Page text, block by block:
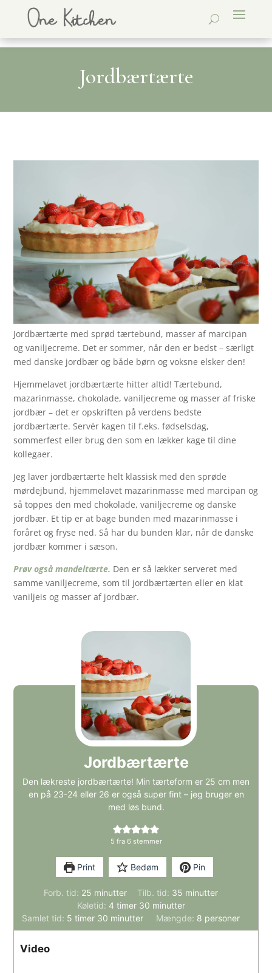
Jordbærtærte
Jordbærtærte med sprød tærtebund, masser af marcipan
og vaniljecreme. Det er sommer, når den er bedst – særligt
med danske jordbær og både børn og voksne elsker den!
Hjemmelavet jordbærtærte hitter altid! Tærtebund,
mazarinmasse, chokolade, vaniljecreme og masser af friske
jordbær – det er opskriften på verdens bedste
jordbærtærte. Servér kagen til f.eks. fødselsdag,
sommerfest eller brug den som en lækker kage til dine
kollegaer.
Jeg laver jordbærtærte helt klassisk med den sprøde
mørdejbund, hjemmelavet mazarinmasse med marcipan og
så toppes den med chokolade, vaniljecreme og danske
jordbær. Et tip er at bage bunden med mazarinmasse i
foråret og fryse ned. Så har du bunden klar, når de danske
jordbær kommer i sæson.
Prøv også mandeltærte. Den er så lækker serveret med
samme vaniljecreme, som til jordbærtærten eller en klat
vaniljeis og masser af jordbær.
Jordbærtærte
Den lækreste jordbærtærte! Min tærteform er 25 cm men
en på 23-24 eller 26 er også super fint – jeg bruger en
med løs bund.
5 fra 6 stemmer
Print Bedøm Pin
Forb. tid: 25 minutter
minutter Tilb. tid: 35 minutter
minutter
Køletid: 4timer
timer 30minutter
minutter
Samlet tid: 5 timer
timer 30 minutter
minutter Mængde: 8 personer
Video